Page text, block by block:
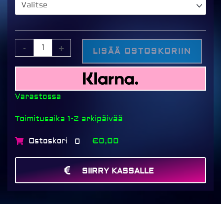
-
valokuvakehys,
kokoja
+ LISÄÄ OSTOSKORIIN
Varastossa
Toimitusaika 1-2 arkipäivää
Ostoskori 0 €0,00
SIIRRY KASSALLE